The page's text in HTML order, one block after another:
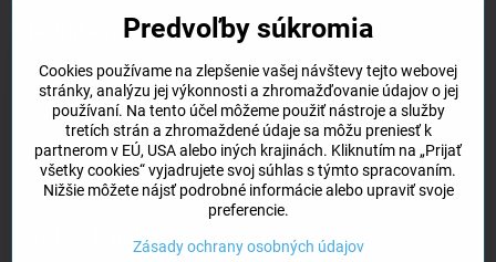
Sledujte nás na ...
Facebook Instagram
Objednávky
Kategórie e-shopu
Všetko k nákupu
Predvoľby súkromia
Cookies používame na zlepšenie vašej návštevy tejto webovej
stránky, analýzu jej výkonnosti a zhromažďovanie údajov o jej
používaní. Na tento účel môžeme použiť nástroje a služby
tretích strán a zhromaždené údaje sa môžu preniesť k
partnerom v EÚ, USA alebo iných krajinách. Kliknutím na „Prijať
všetky cookies“ vyjadrujete svoj súhlas s týmto spracovaním.
Nižšie môžete nájsť podrobné informácie alebo upraviť svoje
preferencie.
Zásady ochrany osobných údajov